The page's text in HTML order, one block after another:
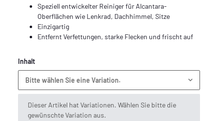
Speziell entwickelter Reiniger für Alcantara-
Oberflächen wie Lenkrad, Dachhimmel, Sitze
Einzigartig
Entfernt Verfettungen, starke Flecken und frischt auf
Inhalt
Bitte wählen Sie eine Variation.
x
Dieser Artikel hat Variationen. Wählen Sie bitte die
gewünschte Variation aus.